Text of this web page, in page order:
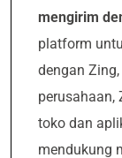
mengirim
platform
dengan
perusahaan,
toko dan
mendukung